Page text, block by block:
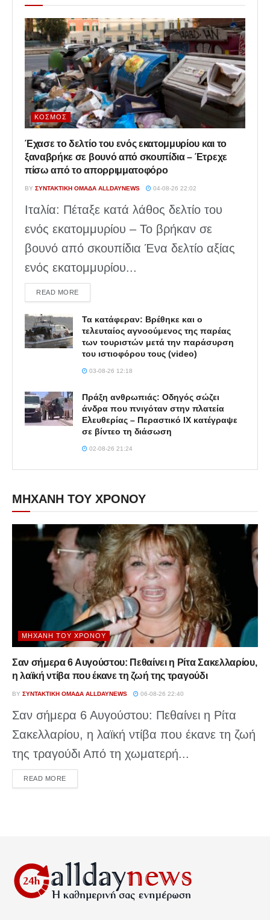
ΚΌΣΜΟΣ
Έχασε το δελτίο του ενός εκατομμυρίου και το
ξαναβρήκε σε βουνό από σκουπίδια – Έτρεχε
πίσω από το απορριμματοφόρο
BY ΣΥΝΤΑΚΤΙΚΉ ΟΜΆΔΑ ALLDAYNEWS 04-08-26 22:02
Ιταλία: Πέταξε κατά λάθος δελτίο του
ενός εκατομμυρίου – Το βρήκαν σε
βουνό από σκουπίδια Ένα δελτίο αξίας
ενός εκατομμυρίου...
READ MOREDETAILS
Τα κατάφεραν: Βρέθηκε και ο
τελευταίος αγνοούμενος της παρέας
των τουριστών μετά την παράσυρση
του ιστιοφόρου τους (video)
03-08-26 12:18
Πράξη ανθρωπιάς: Οδηγός σώζει
άνδρα που πνιγόταν στην πλατεία
Ελευθερίας – Περαστικό ΙΧ κατέγραψε
σε βίντεο τη διάσωση
02-08-26 21:24
ΜΗΧΑΝΗ ΤΟΥ ΧΡΟΝΟΥ
ΜΗΧΑΝΉ ΤΟΥ ΧΡΌΝΟΥ
Σαν σήμερα 6 Αυγούστου: Πεθαίνει η Ρίτα Σακελλαρίου,
η λαϊκή ντίβα που έκανε τη ζωή της τραγούδι
BY ΣΥΝΤΑΚΤΙΚΉ ΟΜΆΔΑ ALLDAYNEWS 06-08-26 22:40
Σαν σήμερα 6 Αυγούστου: Πεθαίνει η Ρίτα
Σακελλαρίου, η λαϊκή ντίβα που έκανε τη ζωή
της τραγούδι Από τη χωματερή...
READ MOREDETAILS